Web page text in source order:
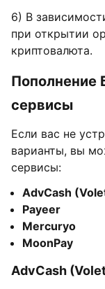
6) В
при открытии
криптовалюта.
Пополнение
сервисы
Если вас не
варианты, вы
сервисы:
AdvCash
Payeer
Mercuryo
MoonPay
AdvCash